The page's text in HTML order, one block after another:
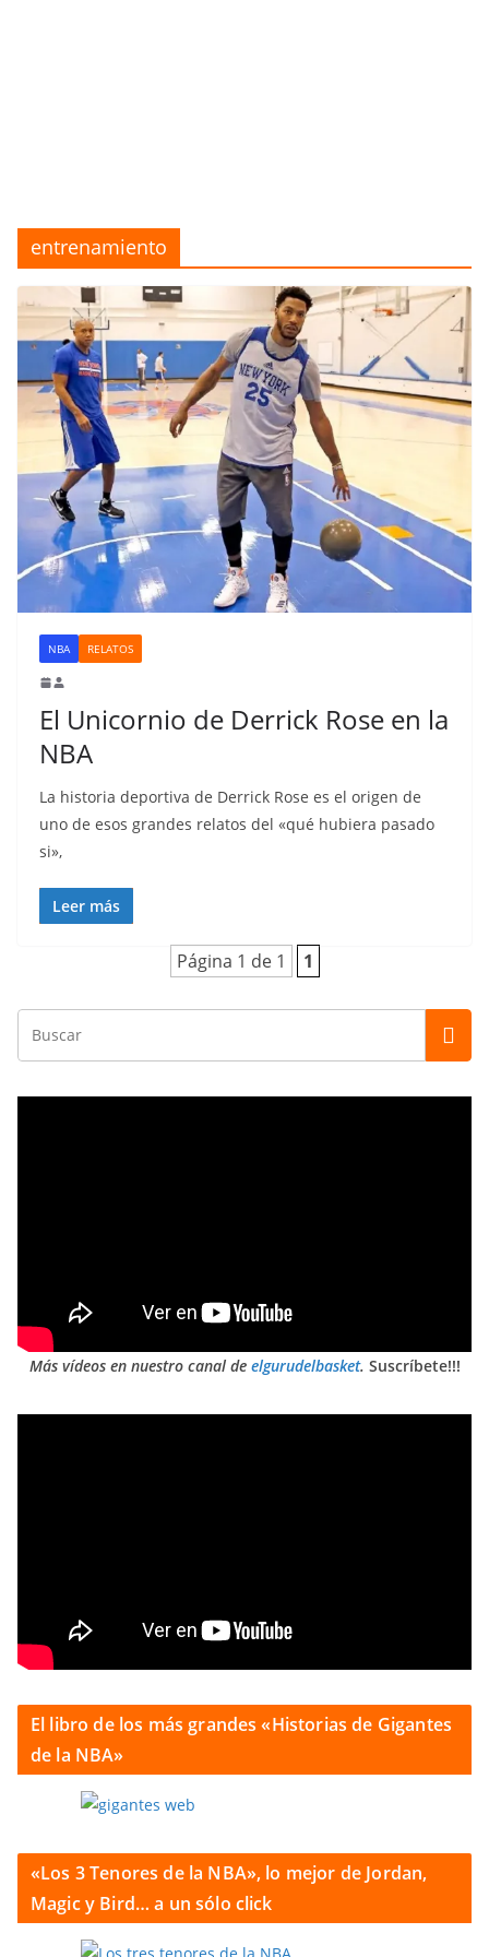
entrenamiento
NBA RELATOS
El Unicornio de Derrick Rose en la
NBA
La historia deportiva de Derrick Rose es el origen de
uno de esos grandes relatos del «qué hubiera pasado
si»,
Leer más
Página 1 de 1 1
Más vídeos en nuestro canal de elgurudelbasket. Suscríbete!!!
El libro de los más grandes «Historias de Gigantes
de la NBA»
«Los 3 Tenores de la NBA», lo mejor de Jordan,
Magic y Bird… a un sólo click